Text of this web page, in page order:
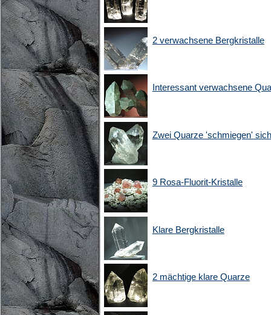
2 verwachsene Bergkristalle
Interessant verwachsene
Zwei Quarze 'schmiegen'
9 Rosa-Fluorit-Kristalle
Klare Bergkristalle
2 mächtige klare Quarze